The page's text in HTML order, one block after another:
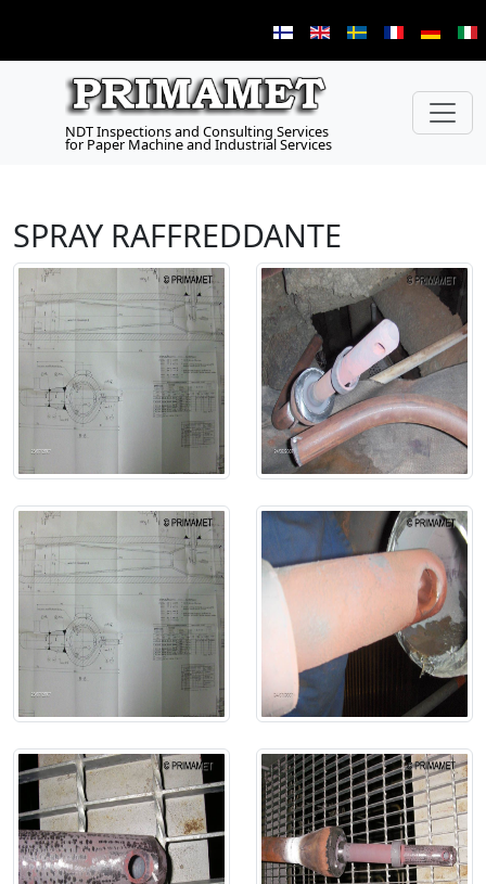
NDT Inspections and Consulting Services
for Paper Machine and Industrial Services
SPRAY RAFFREDDANTE